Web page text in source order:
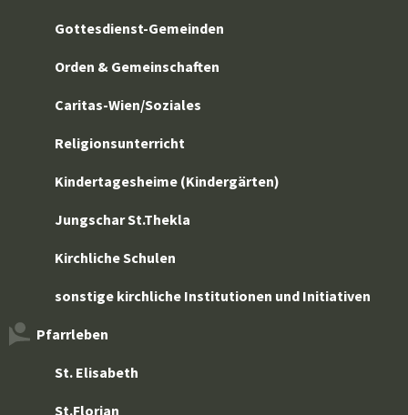
Gottesdienst-Gemeinden
Orden & Gemeinschaften
Caritas-Wien/Soziales
Religionsunterricht
Kindertagesheime (Kindergärten)
Jungschar St.Thekla
Kirchliche Schulen
sonstige kirchliche Institutionen und Initiativen
Pfarrleben
St. Elisabeth
St.Florian